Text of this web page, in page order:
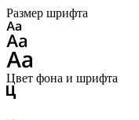
Размер шрифта
Цвет фона и шрифта